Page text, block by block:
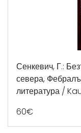
Сенкевич, Г.:
севера,
литература /
60€